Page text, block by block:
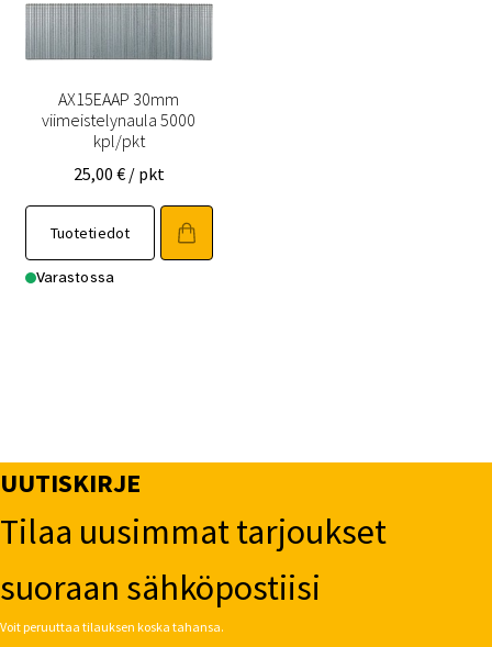
AX15EAAP 30mm
viimeistelynaula 5000
kpl/pkt
25,00 € / pkt
Tuotetiedot
Varastossa
UUTISKIRJE
Tilaa uusimmat tarjoukset
suoraan sähköpostiisi
Voit peruuttaa tilauksen koska tahansa.